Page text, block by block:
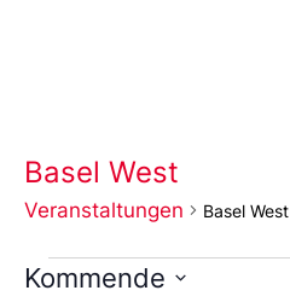
Basel West
Veranstaltungen Basel West
Kommende